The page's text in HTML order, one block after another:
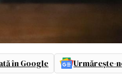
în Google Urmărește-